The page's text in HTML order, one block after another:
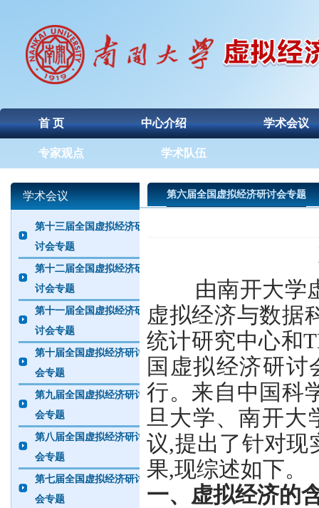
首 页 中心介绍 学术会议
专家观点 学术队伍
学术会议
第十三届全国虚拟经济研
讨会专题
第十二届全国虚拟经济研
讨会专题
第十一届全国虚拟经济研
讨会专题
第十届全国虚拟经济研讨
会专题
第九届全国虚拟经济研讨
会专题
第八届全国虚拟经济研讨
会专题
第七届全国虚拟经济研讨
会专题
第六届全国虚拟经济研讨会专题
由南开大学虚
虚拟经济与数据
统计研究中心和
国虚拟经济研讨
行。来自中国科
旦大学、南开大
议,提出了针对现
果,现综述如下。
一、虚拟经济的